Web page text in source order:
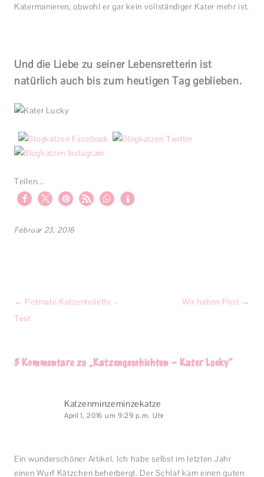
Katermanieren, obwohl er gar kein vollständiger Kater mehr ist.
Und die Liebe zu seiner Lebensretterin ist
natürlich auch bis zum heutigen Tag geblieben.
Teilen...
Februar 23, 2016
Beitragsnavigation
← Petmate Katzentoilette –
Test
Wir haben Post →
3 Kommentare zu „Katzengeschichten – Kater Lucky“
Katzenminzeminzekatze
April 1, 2016 um 9:29 p.m. Uhr
Ein wunderschöner Artikel. Ich habe selbst im letzten Jahr
einen Wurf Kätzchen beherbergt. Der Schlaf kam einen guten